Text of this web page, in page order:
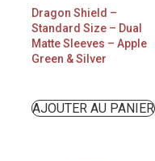
Dragon Shield –
Standard Size – Dual
Matte Sleeves – Apple
Green & Silver
AJOUTER AU PANIER